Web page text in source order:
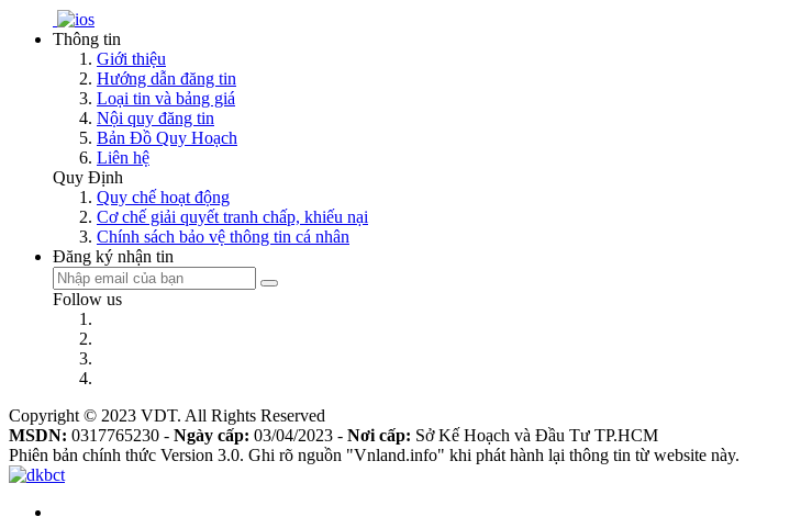
Thông tin
Giới thiệu
Hướng dẫn đăng tin
Loại tin và bảng giá
Nội quy đăng tin
Bản Đồ Quy Hoạch
Liên hệ
Quy Định
Quy chế hoạt động
Cơ chế giải quyết tranh chấp, khiếu nại
Chính sách bảo vệ thông tin cá nhân
Đăng ký nhận tin
Follow us
Copyright © 2023 VDT. All Rights Reserved
MSDN: 0317765230 - Ngày cấp: 03/04/2023 - Nơi cấp: Sở Kế Hoạch và Đầu Tư TP.HCM
Phiên bản chính thức Version 3.0. Ghi rõ nguồn "Vnland.info" khi phát hành lại thông tin từ website này.